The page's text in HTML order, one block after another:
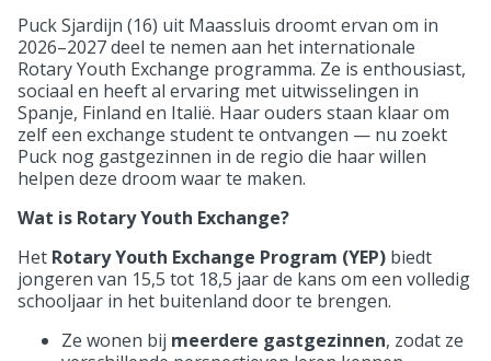
Puck Sjardijn (16) uit Maassluis droomt ervan om in
2026–2027 deel te nemen aan het internationale
Rotary Youth Exchange programma. Ze is enthousiast,
sociaal en heeft al ervaring met uitwisselingen in
Spanje, Finland en Italië. Haar ouders staan klaar om
zelf een exchange student te ontvangen — nu zoekt
Puck nog gastgezinnen in de regio die haar willen
helpen deze droom waar te maken.
Wat is Rotary Youth Exchange?
Het Rotary Youth Exchange Program (YEP) biedt
jongeren van 15,5 tot 18,5 jaar de kans om een volledig
schooljaar in het buitenland door te brengen.
Ze wonen bij meerdere gastgezinnen, zodat ze